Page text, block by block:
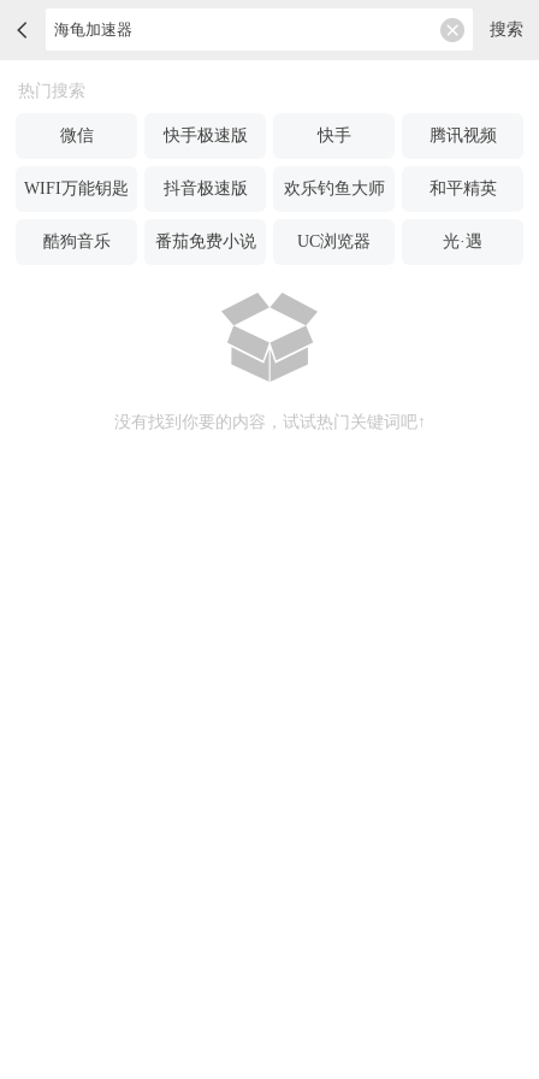
搜索
热门搜索
微信 快手极速版 快手 腾讯视频
WIFI万能钥匙 抖音极速版 欢乐钓鱼大师 和平精英
酷狗音乐 番茄免费小说 UC浏览器 光·遇
没有找到你要的内容，试试热门关键词吧↑